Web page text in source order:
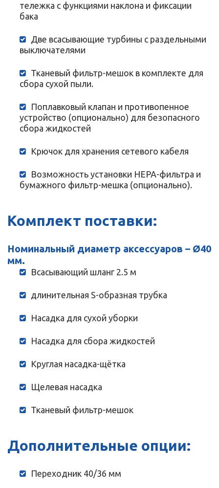
тележка с функциями наклона и фиксации
бака
Две всасывающие турбины с раздельными
выключателями
Тканевый фильтр-мешок в комплекте для
сбора сухой пыли.
Поплавковый клапан и противопенное
устройство (опционально) для безопасного
сбора жидкостей
Крючок для хранения сетевого кабеля
Возможность установки HEPA-фильтра и
бумажного фильтр-мешка (опционально).
Комплект поставки:
Номинальный диаметр аксессуаров – Ø40
мм.
Всасывающий шланг 2.5 м
длинительная S-образная трубка
Насадка для сухой уборки
Насадка для сбора жидкостей
Круглая насадка-щётка
Щелевая насадка
Тканевый фильтр-мешок
Дополнительные опции:
Переходник 40/36 мм